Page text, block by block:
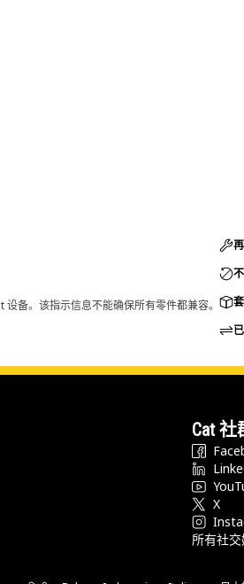
备。该指示信息不能确保所有零件都兼容。
Cat 社
X
所有社